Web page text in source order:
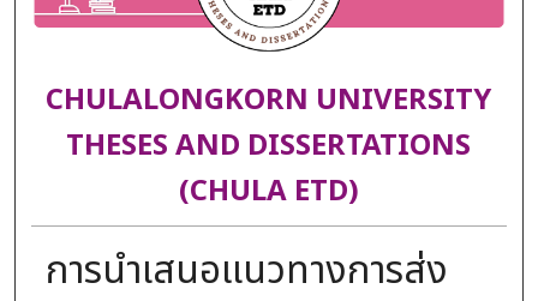
CHULALONGKORN UNIVERSITY
THESES AND DISSERTATIONS
(CHULA ETD)
การนำเสนอแนวทางการส่ง